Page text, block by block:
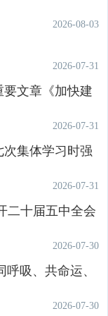
辐射环境
2026-08-03
2026-07-31
要文章《加快建
2026-07-31
集体学习时强
2026-07-31
二十届五中全会
2026-07-30
吸、共命运、
2026-07-30